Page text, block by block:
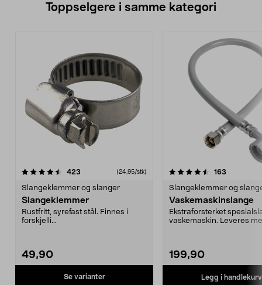
Toppselgere i samme kategori
423 anmeldelser(24,95/stk)
Slangeklemmer og slanger
Slangeklemmer
Rustfritt, syrefast stål. Finnes i
forskjelli...
49,90
Se varianter
4.5 av 5 stjerner 163
Slangeklemmer og
Vaskemaskinslange
Ekstraforsterket
vaskemaskin. Leveres
199,90
Legg i handlekurv
4.0 av 5 stjerner